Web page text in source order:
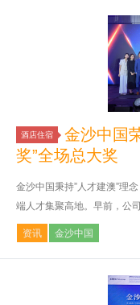
酒店住宿
金沙中国
奖”全场总大奖
金沙中国秉持”人才建澳”理
端人才集聚高地。早前，公
资讯 金沙中国